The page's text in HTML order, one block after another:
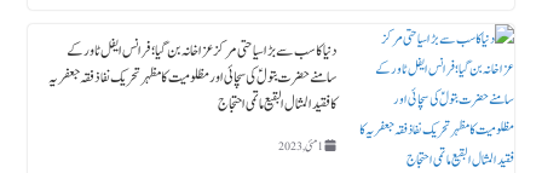
دنیا کا سب سے بڑا سیاحتی مرکز عزاخانہ بن گیا ؛ فرانس ایفل ٹاورکے
سامنے حضرت بتولؑ کی سچائی اور مظلومیت کا مظہر تحریک نفاذ فقہ جعفریہ
کا فقید المثال البقیع ماتمی احتجاج
1 مئی, 2023